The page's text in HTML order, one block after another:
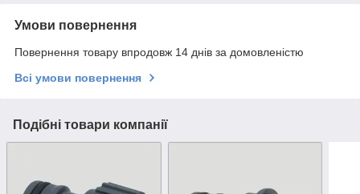
Умови повернення
Повернення товару впродовж 14 днів за домовленістю
Всі умови повернення
Подібні товари компанії